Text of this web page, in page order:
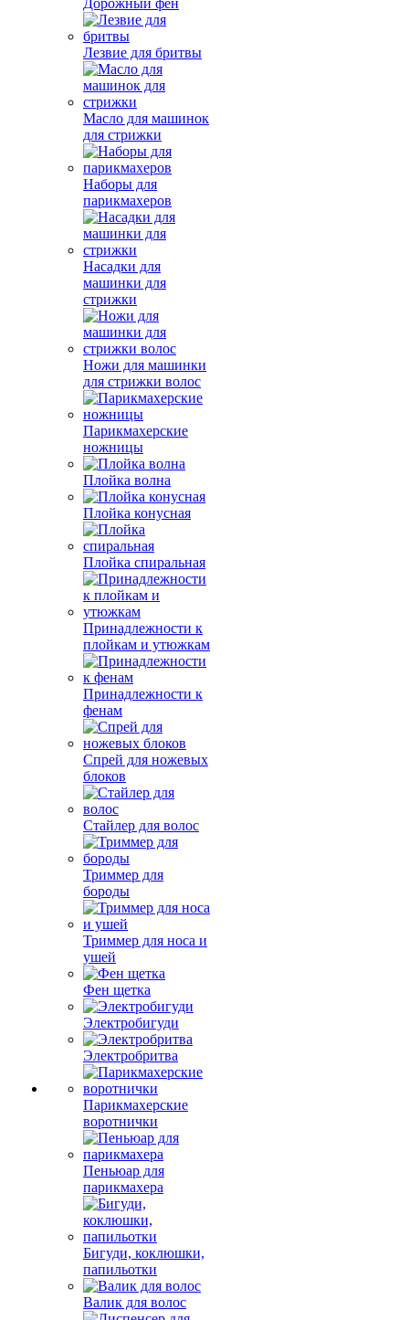
Дорожный фен
Лезвие для бритвы
Масло для машинок
для стрижки
Наборы для
парикмахеров
Насадки для
машинки для
стрижки
Ножи для машинки
для стрижки волос
Парикмахерские
ножницы
Плойка волна
Плойка конусная
Плойка спиральная
Принадлежности к
плойкам и утюжкам
Принадлежности к
фенам
Спрей для ножевых
блоков
Стайлер для волос
Триммер для
бороды
Триммер для носа и
ушей
Фен щетка
Электробигуди
Электробритва
Парикмахерские
воротнички
Пеньюар для
парикмахера
Бигуди, коклюшки,
папильотки
Валик для волос